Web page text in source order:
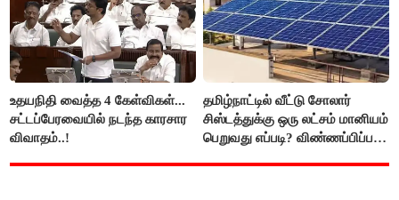
உதயநிதி வைத்த 4 கேள்விகள்...
சட்டப்பேரவையில் நடந்த காரசார
விவாதம்..!
தமிழ்நாட்டில் வீட்டு சோலார்
சிஸ்டத்துக்கு ஒரு லட்சம் மானியம்
பெறுவது எப்படி? விண்ணப்பிப்பது